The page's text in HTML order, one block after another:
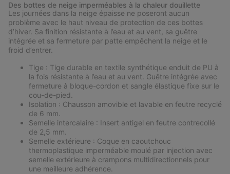
Des bottes de neige imperméables à la chaleur douillette
Les journées dans la neige épaisse ne poseront aucun
problème avec le haut niveau de protection de ces bottes
d’hiver. Sa finition résistante à l’eau et au vent, sa guêtre
intégrée et sa fermeture par patte empêchent la neige et le
froid d’entrer.
Tige : Tige durable en textile synthétique enduit de PU à
la fois résistante à l’eau et au vent. Guêtre intégrée avec
fermeture à bloque-cordon et sangle élastique fixe sur le
cou-de-pied.
Isolation : Chausson amovible et lavable en feutre recyclé
de 6 mm.
Semelle intercalaire : Insert antigel en feutre contrecollé
de 2,5 mm.
Semelle extérieure : Coque en caoutchouc
thermoplastique imperméable moulé par injection avec
semelle extérieure à crampons multidirectionnels pour
une meilleure adhérence.